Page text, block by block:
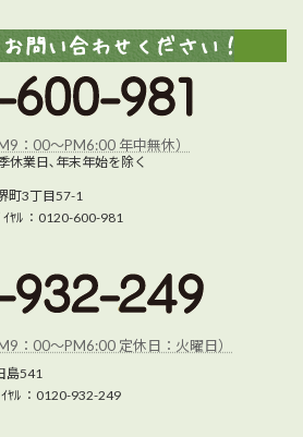
：00～PM6:00 年中無休）
休業日､年末年始を除く
町3丁目57-1
ﾔﾙ ：0120-600-981
：00～PM6:00 定休日：火曜日）
島541
ﾙ ：0120-932-249